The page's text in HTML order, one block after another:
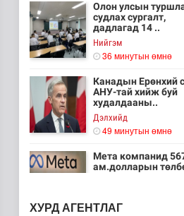
Олон улсын
судлах сургалт,
дадлагад 14 ..
Нийгэм
36 минутын өмнө
Канадын Ерөнхий
АНУ-тай хийж буй
худалдааны..
Дэлхийд
49 минутын өмнө
Мета компанид
ам.долларын
1 цаг 20 минутын
ХУРД АГЕНТЛАГ